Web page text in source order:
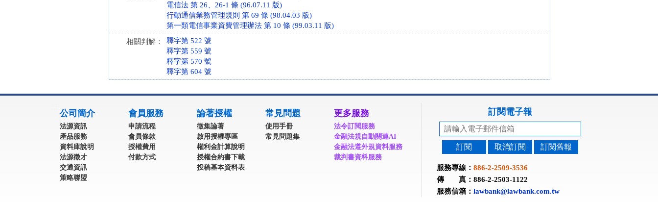
電信法 第 26、26-1 條 (96.07.11 版)
行動通信業務管理規則 第 69 條 (98.04.03 版)
第一類電信事業資費管理辦法 第 10 條 (99.03.11 版)
相關判解：
釋字第 522 號
釋字第 559 號
釋字第 570 號
釋字第 604 號
公司簡介
法源資訊
產品服務
資料庫說明
法源徵才
交通資訊
策略聯盟
會員服務
申請流程
會員條款
授權費用
付款方式
論著授權
徵集論著
啟用授權專區
權利金計算說明
授權合約書下載
投稿基本資料表
常見問題
使用手冊
常見問題集
更多服務
法令訂閱服務
金融法規自動關連AI
金融法遵外規資料服務
裁判書資料服務
訂閱電子報
訂閱 取消訂閱 訂閱舊報
服務專線： 886-2-2509-3536
傳 真：886-2-2503-1122
服務信箱： lawbank@lawbank.com.tw